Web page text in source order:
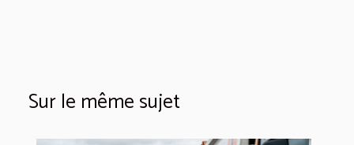
Sur le même sujet